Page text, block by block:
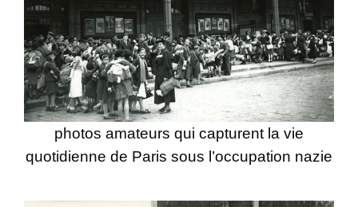
photos amateurs qui capturent la vie
quotidienne de Paris sous l’occupation nazie